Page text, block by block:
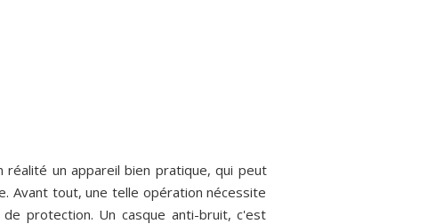
réalité un appareil bien pratique, qui peut
Avant tout, une telle opération nécessite
protection. Un casque anti-bruit, c'est